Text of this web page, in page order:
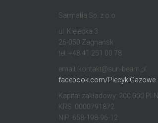
Sarmatia Sp. z o.o.
ul. Kielecka 3
26-050 Zagnańsk
tel. +48 41 251 00 78
email: kontakt@sun-beam.pl
facebook.com/PiecykiGazowe
Kapitał zakładowy: 200 000 PLN
KRS: 0000791872
NIP: 658-198-96-12